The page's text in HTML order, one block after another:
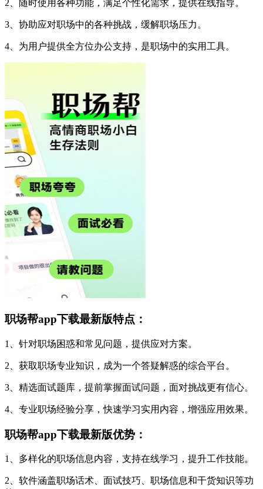
2、随时使用各种功能，满足个性化需求，提供在线指导。
3、协助应对职场中的各种挑战，缓解职场压力。
4、为用户提供全方位办公支持，是职场中的实用工具。
职场帮app下载最新版特点：
1、针对职场困惑和常见问题，提供应对方案。
2、获取职场专业知识，成为一个答疑解惑的综合平台。
3、精选面试题库，提前掌握面试问题，面对挑战更有信心。
4、专业职场经验分享，快速学习实用内容，增强应用效果。
职场帮app下载最新版优势：
1、多样化的职场信息内容，支持在线学习，提升工作技能。
2、软件涵盖职场话术、面试技巧、职场信息和干货知识等功